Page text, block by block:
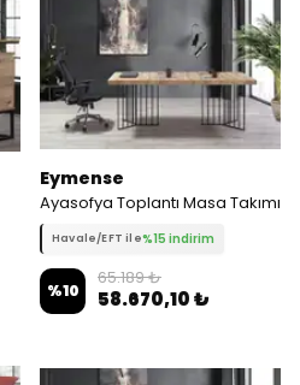
Eymense
Ayasofya Toplantı Masa Takımı
Havale/EFT ile%15 indirim
%10
65.189 ₺
58.670,10 ₺